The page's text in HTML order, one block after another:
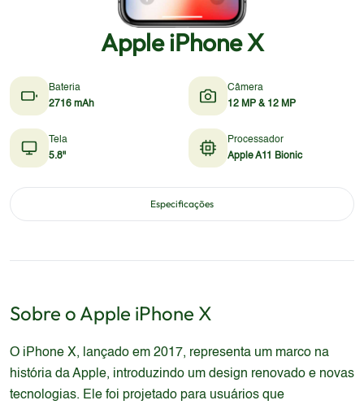
Apple iPhone X
Bateria
2716 mAh
Câmera
12 MP & 12 MP
Tela
5.8"
Processador
Apple A11 Bionic
Especificações
Sobre o Apple iPhone X
O iPhone X, lançado em 2017, representa um marco na
história da Apple, introduzindo um design renovado e novas
tecnologias. Ele foi projetado para usuários que